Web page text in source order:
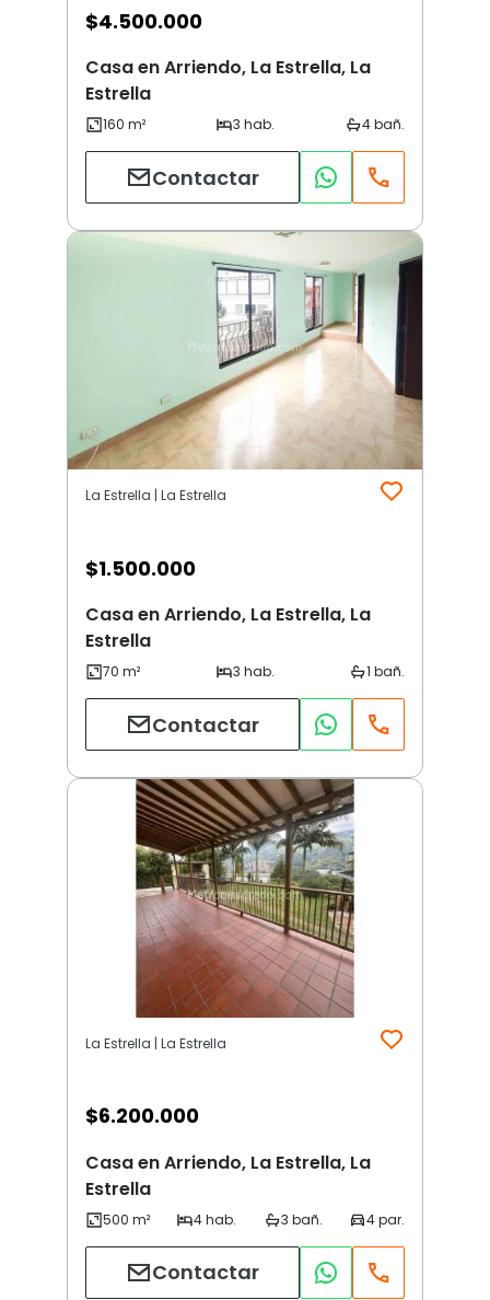
$4.500.000
Casa en Arriendo, La Estrella, La
Estrella
Contactar
La Estrella | La Estrella
$1.500.000
Casa en Arriendo, La Estrella, La
Estrella
Contactar
La Estrella | La Estrella
$6.200.000
Casa en Arriendo, La Estrella, La
Estrella
Contactar